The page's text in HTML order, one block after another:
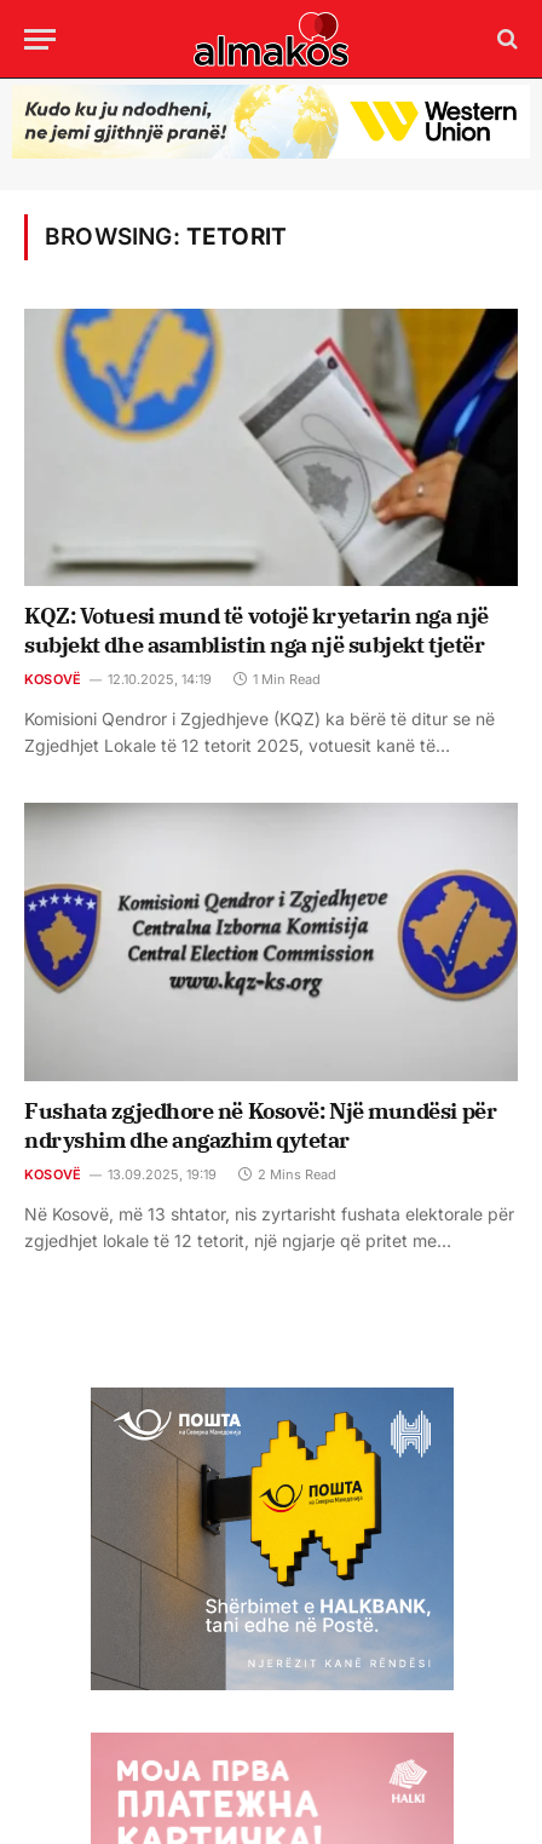
BROWSING: TETORIT
KQZ: Votuesi mund të votojë kryetarin nga një
subjekt dhe asamblistin nga një subjekt tjetër
KOSOVË 12.10.2025, 14:19 1 Min Read
Komisioni Qendror i Zgjedhjeve (KQZ) ka bërë të ditur se në
Zgjedhjet Lokale të 12 tetorit 2025, votuesit kanë të…
Fushata zgjedhore në Kosovë: Një mundësi për
ndryshim dhe angazhim qytetar
KOSOVË 13.09.2025, 19:19 2 Mins Read
Në Kosovë, më 13 shtator, nis zyrtarisht fushata elektorale për
zgjedhjet lokale të 12 tetorit, një ngjarje që pritet me…